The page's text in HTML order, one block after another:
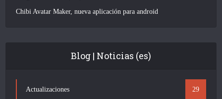
Chibi Avatar Maker, nueva aplicación para android
Blog | Noticias (es)
Actualizaciones 29